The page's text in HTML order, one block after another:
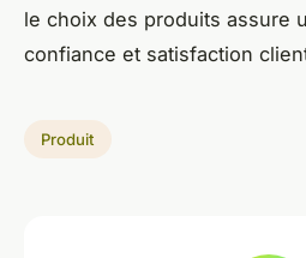
le choix des produits assure
confiance et satisfaction
Produit